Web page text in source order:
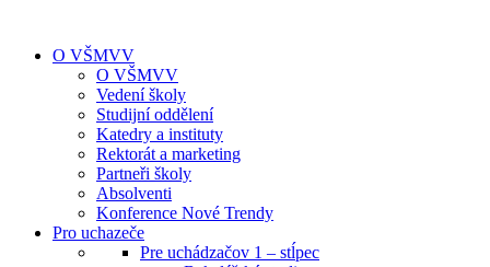
O VŠMVV
O VŠMVV
Vedení školy
Studijní oddělení
Katedry a instituty
Rektorát a marketing
Partneři školy
Absolventi
Konference Nové Trendy
Pro uchazeče
Pre uchádzačov 1 – stĺpec